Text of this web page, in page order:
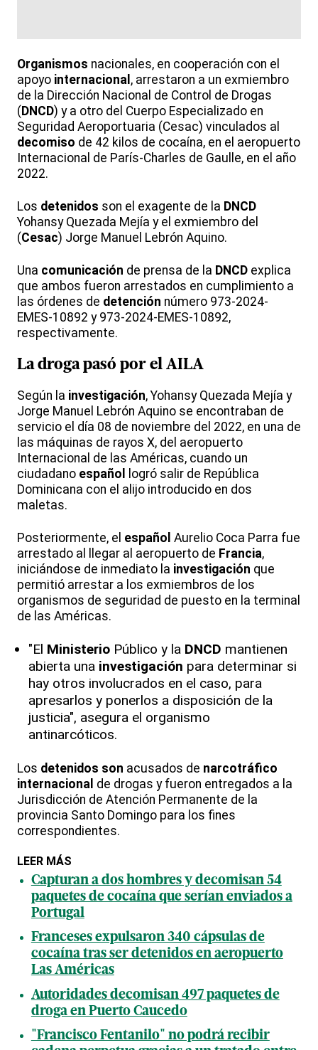
Organismos nacionales, en cooperación con el
apoyo internacional , arrestaron a un exmiembro
de la Dirección Nacional de Control de Drogas
( DNCD) y a otro del Cuerpo Especializado en
Seguridad Aeroportuaria (Cesac) vinculados al
decomiso de 42 kilos de cocaína, en el aeropuerto
Internacional de París-Charles de Gaulle, en el año
2022.
Los detenidos son el exagente de la DNCD
Yohansy Quezada Mejía y el exmiembro del
(Cesac) Jorge Manuel Lebrón Aquino.
Una comunicación de prensa de la DNCD explica
que ambos fueron arrestados en cumplimiento a
las órdenes de detención número 973-2024-
EMES-10892 y 973-2024-EMES-10892,
respectivamente.
Ladrogapasó por el AILA
Según la investigación, Yohansy Quezada Mejía y
Jorge Manuel Lebrón Aquino se encontraban de
servicio el día 08 de noviembre del 2022, en una de
las máquinas de rayos X, del aeropuerto
Internacional de las Américas, cuando un
ciudadano español
logró salir de República
Dominicana con el alijo introducido en dos
maletas.
Posteriormente, el español Aurelio Coca Parra fue
arrestado al llegar al aeropuerto de Francia,
iniciándose de inmediato la investigación que
permitió arrestar a los exmiembros de los
organismos de seguridad de puesto en la terminal
de las Américas.
"El Ministerio Público y la DNCD mantienen
abierta una investigación para determinar si
hay otros involucrados en el caso, para
apresarlos y ponerlos a disposición de la
justicia", asegura el organismo
antinarcóticos.
Los detenidos son acusados de narcotráfico
internacional de drogas y fueron entregados a la
Jurisdicción de Atención Permanente de la
provincia Santo Domingo para los fines
correspondientes.
LEER MÁS
Capturan a dos hombres y decomisan 54
paquetes de cocaína que serían enviados a
Portugal
Franceses expulsaron 340 cápsulas de
cocaína tras ser detenidos en aeropuerto
Las Américas
Autoridades decomisan 497 paquetes de
droga en Puerto Caucedo
"Francisco Fentanilo" no podrá recibir